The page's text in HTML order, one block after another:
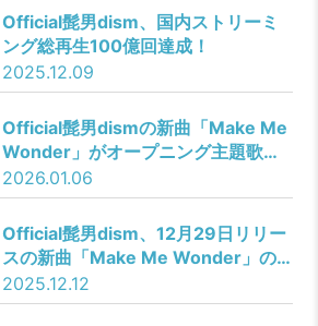
Official髭男dism、国内ストリーミ
ング総再生100億回達成！
2025.12.09
Official髭男dismの新曲「Make Me
Wonder」がオープニング主題歌を
務めるTVアニメ『ダーウィン事変』
のノンクレジットオープニングが公
開！
2026.01.06
Official髭男dism、12月29日リリー
スの新曲「Make Me Wonder」の
一部が聴けるTVアニメ『ダーウィン
事変』本予告が公開！
2025.12.12